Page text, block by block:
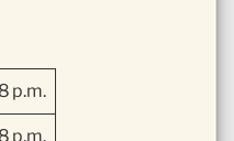
p.m.
p.m.